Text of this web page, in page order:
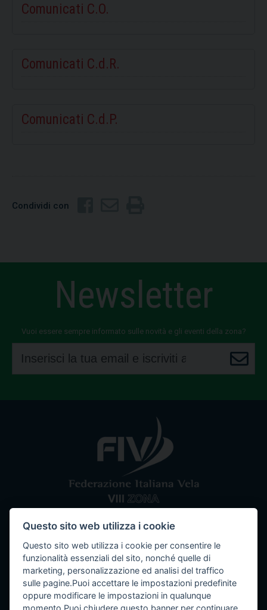
Comunicati C.O.
Comunicati C.d.R.
Comunicati C.d.P.
Condividi con
Newsletter
Vuoi essere sempre informato sulle novità e gli eventi della zona?
Comitato VIII ZonaFederazione Italiana Vela
Tel / Fax: 080 5351067 Email: segreteria@ottavazona.org
ottavazona@pec.itStadio della Vittoria, 4 Bari (BA) - 70123
C.F. 95003780103
Questo sito web utilizza i cookie
Questo sito web utilizza i cookie per consentire le
funzionalità essenziali del sito, nonché quelle di
marketing, personalizzazione ed analisi del traffico
sulle pagine.Puoi accettare le impostazioni predefinite
oppure modificare le impostazioni in qualunque
momento.Puoi chiudere questo banner per continuare